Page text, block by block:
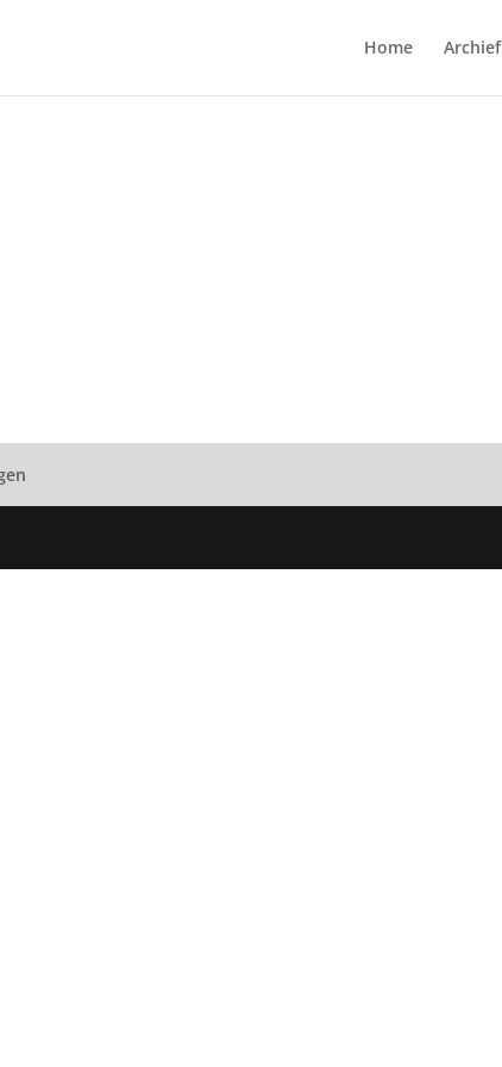
Home Archief